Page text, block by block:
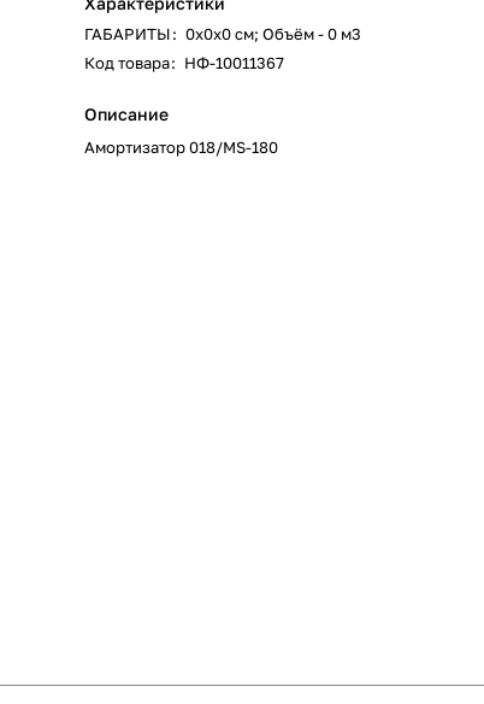
ГАБАРИТЫ: 0х0х0 см; Объём - 0 м3
Код товара: НФ-10011367
Описание
Амортизатор 018/MS-180